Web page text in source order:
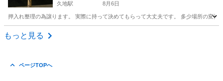
久地駅 8月6日
押入れ整理の為譲ります。 実際に持って決めてもらって大丈夫です。 多少場所の変
神奈川 川崎市
もっと見る
ページTOPへ